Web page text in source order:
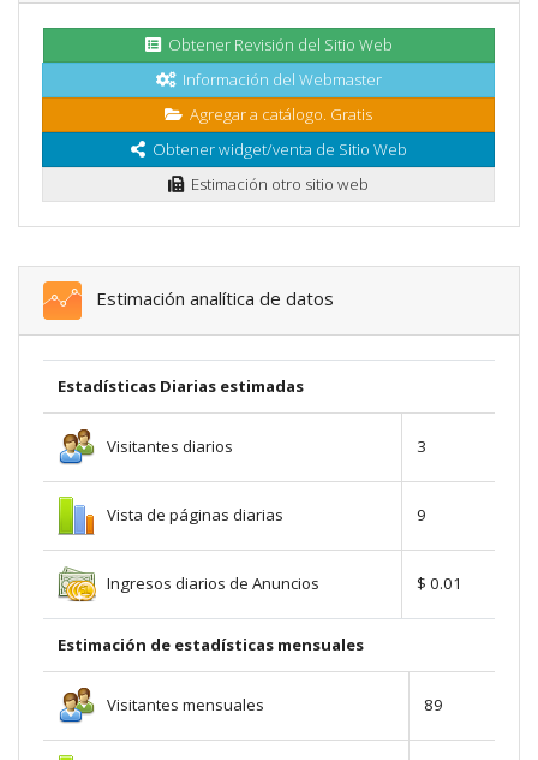
Obtener Revisión del Sitio Web
Información del Webmaster
Agregar a catálogo. Gratis
Obtener widget/venta de Sitio Web
Estimación otro sitio web
Estimación analítica de datos
Estadísticas Diarias estimadas
Visitantes diarios 3
Vista de páginas diarias 9
Ingresos diarios de Anuncios $ 0.01
Estimación de estadísticas mensuales
Visitantes mensuales 89